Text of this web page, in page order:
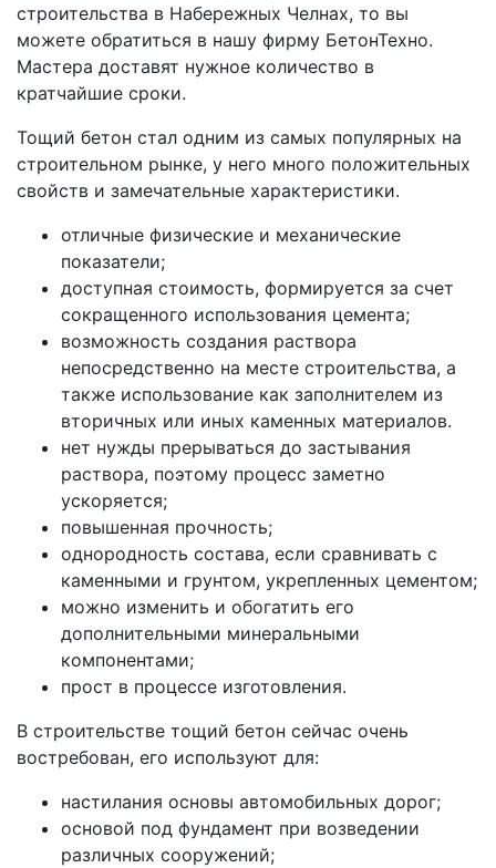
строительства в Набережных Челнах, то вы
можете обратиться в нашу фирму БетонТехно.
Мастера доставят нужное количество в
кратчайшие сроки.
Тощий бетон стал одним из самых популярных на
строительном рынке, у него много положительных
свойств и замечательные характеристики.
отличные физические и механические
показатели;
доступная стоимость, формируется за счет
сокращенного использования цемента;
возможность создания раствора
непосредственно на месте строительства, а
также использование как заполнителем из
вторичных или иных каменных материалов.
нет нужды прерываться до застывания
раствора, поэтому процесс заметно
ускоряется;
повышенная прочность;
однородность состава, если сравнивать с
каменными и грунтом, укрепленных цементом;
можно изменить и обогатить его
дополнительными минеральными
компонентами;
прост в процессе изготовления.
В строительстве тощий бетон сейчас очень
востребован, его используют для:
настилания основы автомобильных дорог;
основой под фундамент при возведении
различных сооружений;